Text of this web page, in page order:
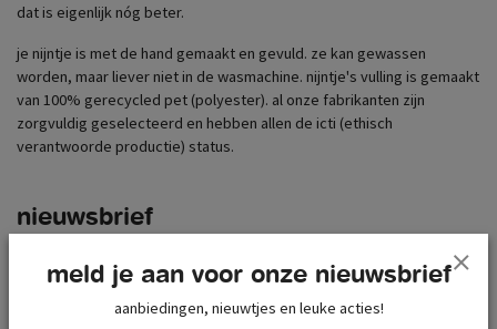
dat is eigenlijk nóg beter.
je nijntje is met de hand gemaakt en gevuld. ze kan gewassen
worden, maar liever niet in de wasmachine. nijntje's vulling is gemaakt
van 100% gerecycled pet (polyester). al onze fabrikanten zijn
zorgvuldig geselecteerd en hebben allen de icti (ethisch
verantwoorde productie) status.
nieuwsbrief
e-mail
abonneer
lees hier de wettelijke beperkingen
meld je aan voor onze nieuwsbrief
aanbiedingen, nieuwtjes en leuke acties!